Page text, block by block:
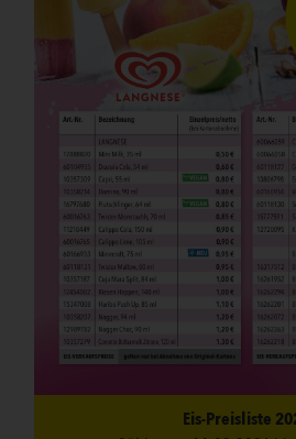
Eis-Preisliste